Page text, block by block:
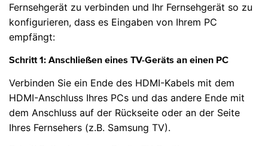
Fernsehgerät zu verbinden und Ihr Fernsehgerät so zu
konfigurieren, dass es Eingaben von Ihrem PC
empfängt:
Schritt 1: Anschließen eines TV-Geräts an einen PC
Verbinden Sie ein Ende des HDMI-Kabels mit dem
HDMI-Anschluss Ihres PCs und das andere Ende mit
dem Anschluss auf der Rückseite oder an der Seite
Ihres Fernsehers (z.B. Samsung TV).